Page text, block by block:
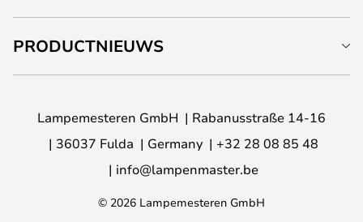
PRODUCTNIEUWS
Lampemesteren GmbH
Rabanusstraße 14-16
36037 Fulda
Germany
+32 28 08 85 48
info@lampenmaster.be
© 2026 Lampemesteren GmbH